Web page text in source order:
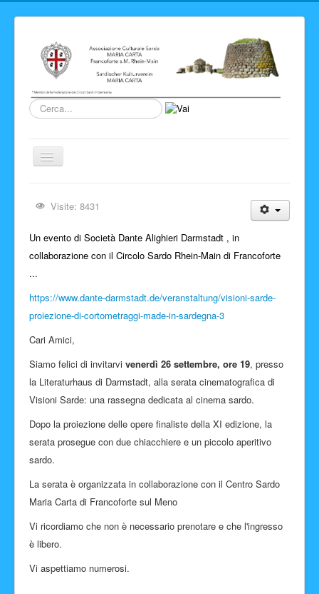
Cerca...
Cambia
Su di noi
Info e link
Facebook
Visite: 8431
Un evento di Società Dante Alighieri Darmstadt , in
collaborazione con il Circolo Sardo Rhein-Main di Francoforte
...
https://www.dante-darmstadt.de/veranstaltung/visioni-sarde-
proiezione-di-cortometraggi-made-in-sardegna-3
Cari Amici,
Siamo felici di invitarvi venerdì 26 settembre, ore 19, presso
la Literaturhaus di Darmstadt, alla serata cinematografica di
Visioni Sarde: una rassegna dedicata al cinema sardo.
Dopo la proiezione delle opere finaliste della XI edizione, la
serata prosegue con due chiacchiere e un piccolo aperitivo
sardo.
La serata è organizzata in collaborazione con il Centro Sardo
Maria Carta di Francoforte sul Meno
Vi ricordiamo che non è necessario prenotare e che l'ingresso
è libero.
Vi aspettiamo numerosi.